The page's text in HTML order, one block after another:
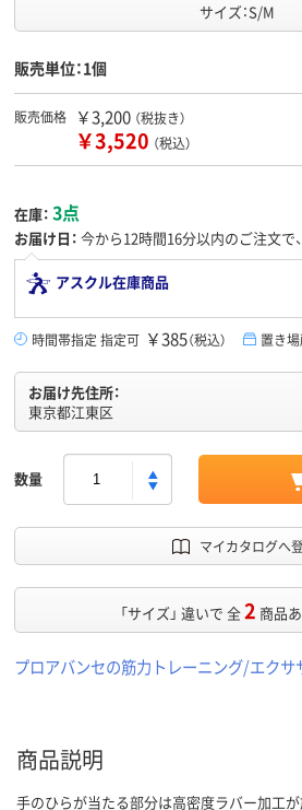
サイズ：S/M
販売単位：1個
販売価格 ￥3,200 （税抜き）
￥3,520 （税込）
在庫： 3点
お届け日： 今から12時間16分以内のご注文で
アスクル在庫商品
時間帯指定 指定可 ￥385（税込） 置き
お届け先住所：
東京都江東区
数量
マイカタログへ
「サイズ」 違いで 全2 商品
プロアバンセの筋力トレーニング/エクサ
商品説明
手のひらが当たる部分は高密度ラバー加工が